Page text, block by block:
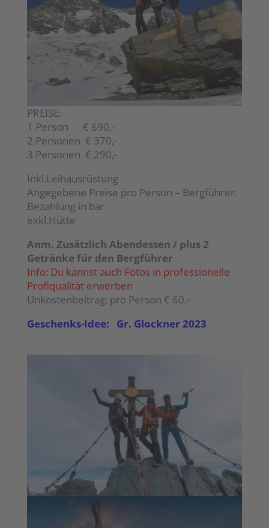
PREISE:
1 Person € 690,-
2 Personen € 370,-
3 Personen € 290,-
Inkl.Leihausrüstung
Angegebene Preise pro Person – Bergführer.
Bezahlung in bar.
exkl.Hütte
Anm. Zusätzlich Abendessen / plus 2
Getränke für den Bergführer
Info: Du kannst auch Fotos in professionelle
Profiqualität erwerben
Unkostenbeitrag: pro Person € 60.-
Geschenks-Idee: Gr. Glockner 2023